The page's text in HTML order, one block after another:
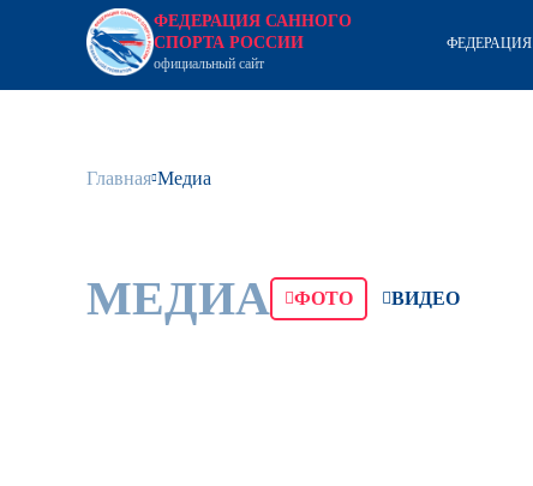
ФЕДЕРАЦИЯ САННОГО
СПОРТА РОССИИ
официальный сайт
ФЕДЕРАЦИЯ
Главная Медиа
МЕДИА ФОТО ВИДЕО